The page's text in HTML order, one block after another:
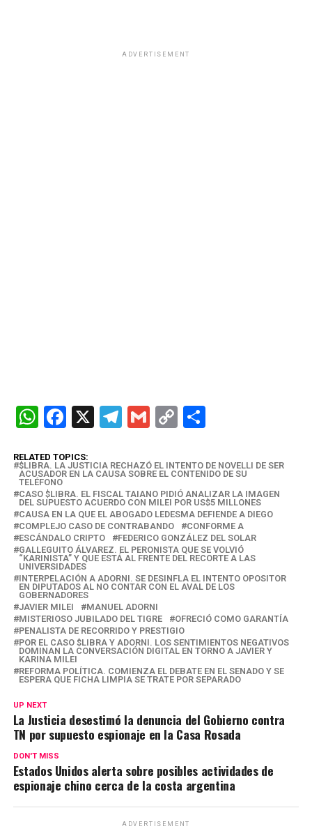
ADVERTISEMENT
W
at
s
A
p
p
F
ce
b
o
o
k
X T
e
gr
a
m
G
ail
C
py
Li
n
k
C
m
p
ar
tir
RELATED TOPICS:
$LIBRA. LA JUSTICIA RECHAZÓ EL INTENTO DE NOVELLI DE SER
ACUSADOR EN LA CAUSA SOBRE EL CONTENIDO DE SU
TELÉFONO
CASO $LIBRA. EL FISCAL TAIANO PIDIÓ ANALIZAR LA IMAGEN
DEL SUPUESTO ACUERDO CON MILEI POR US$5 MILLONES
CAUSA EN LA QUE EL ABOGADO LEDESMA DEFIENDE A DIEGO
COMPLEJO CASO DE CONTRABANDO
CONFORME A
ESCÁNDALO CRIPTO
FEDERICO GONZÁLEZ DEL SOLAR
GALLEGUITO ÁLVAREZ. EL PERONISTA QUE SE VOLVIÓ
“KARINISTA” Y QUE ESTÁ AL FRENTE DEL RECORTE A LAS
UNIVERSIDADES
INTERPELACIÓN A ADORNI. SE DESINFLA EL INTENTO OPOSITOR
EN DIPUTADOS AL NO CONTAR CON EL AVAL DE LOS
GOBERNADORES
JAVIER MILEI
MANUEL ADORNI
MISTERIOSO JUBILADO DEL TIGRE
OFRECIÓ COMO GARANTÍA
PENALISTA DE RECORRIDO Y PRESTIGIO
POR EL CASO $LIBRA Y ADORNI. LOS SENTIMIENTOS NEGATIVOS
DOMINAN LA CONVERSACIÓN DIGITAL EN TORNO A JAVIER Y
KARINA MILEI
REFORMA POLÍTICA. COMIENZA EL DEBATE EN EL SENADO Y SE
ESPERA QUE FICHA LIMPIA SE TRATE POR SEPARADO
UP NEXT
La Justicia desestimó la denuncia del Gobierno contra
TN por supuesto espionaje en la Casa Rosada
DON'T MISS
Estados Unidos alerta sobre posibles actividades de
espionaje chino cerca de la costa argentina
ADVERTISEMENT